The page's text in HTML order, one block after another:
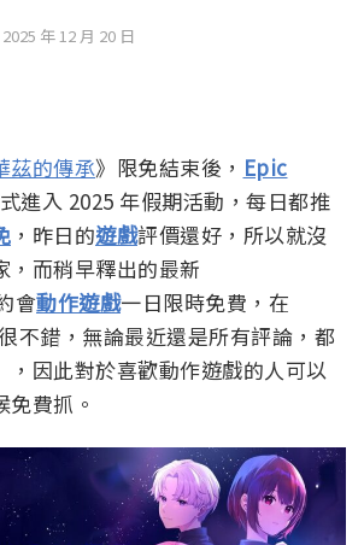
2025 年 12 月 20 日
茲的傳承》限免結束後， Epic
進入 2025 年假期活動，每日都推
，昨日的遊戲評價還好，所以就沒
，而稍早釋出的最新
會動作遊戲一日限時免費，在
不錯，無論最近還是所有評論，都
，因此對於喜歡動作遊戲的人可以
費抓。